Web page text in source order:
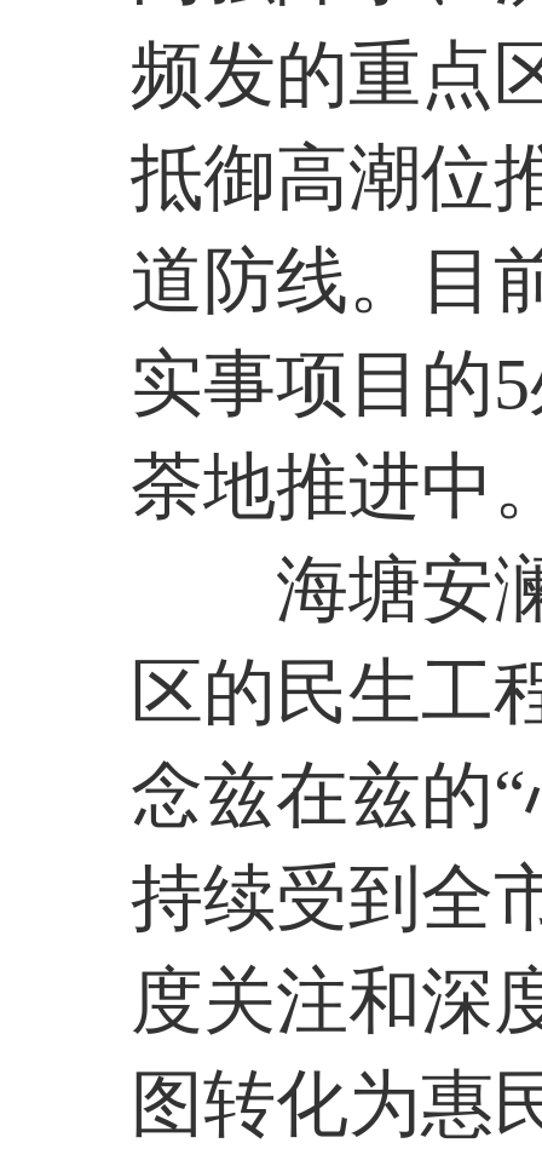
频发的重点
抵御高潮位
道防线。目
实事项目的5
荼地推进中
海塘安
区的民生工
念兹在兹的
持续受到全
度关注和深
图转化为惠